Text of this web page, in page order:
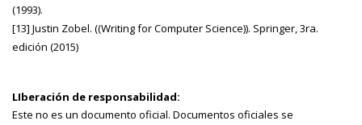
(1993).
[13] Justin Zobel. ((Writing for Computer Science)). Springer, 3ra.
edición (2015)
LIberación de responsabilidad:
Este no es un documento oficial. Documentos oficiales se